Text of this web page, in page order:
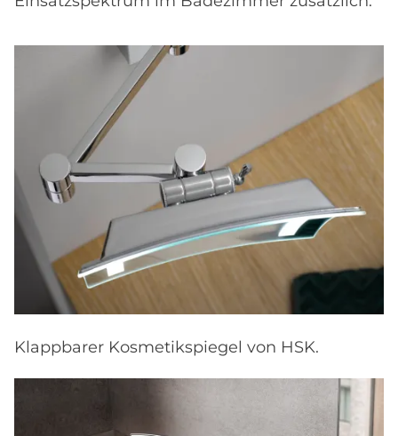
Klappbarer Kosmetikspiegel von HSK.